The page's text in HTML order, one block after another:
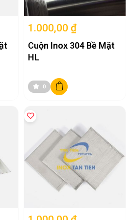
trong nhiều môi trường khác nhau,
và kiềm. Điều này làm cho nó trở thành
dụng tiếp xúc với hóa chất.
thể được cắt, hàn, và uốn dễ dàng, phù
nghiệp. Khả năng gia công tốt giúp tiết
quá trình sản xuất.
1.000,00 ₫
Cuộn Inox 304 Bề Mặt
HL
0